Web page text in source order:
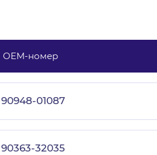
OEM-номер
90948-01087
90363-32035